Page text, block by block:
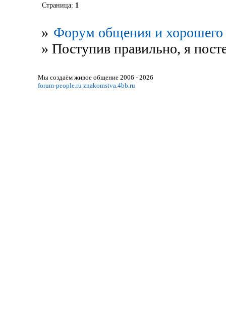
Страница: 1
» Форум общения и хорошего
» Поступив правильно, я
Мы создаём живое общение 2006 - 2026
forum-people.ru znakomstva.4bb.ru